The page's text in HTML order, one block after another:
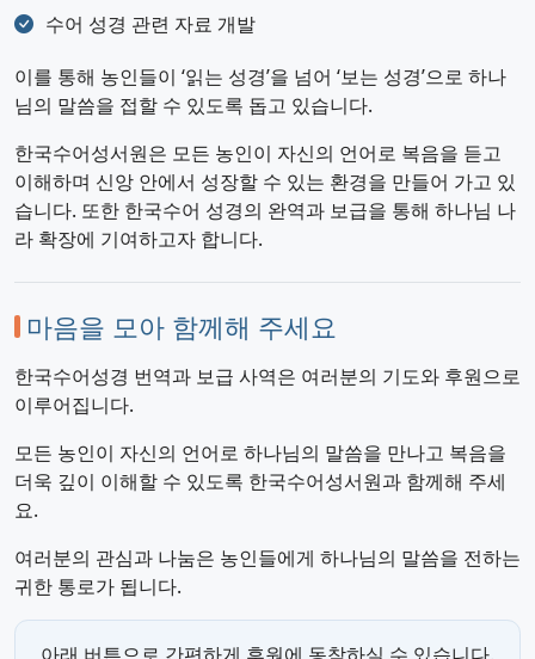
수어 성경 관련 자료 개발
이를 통해 농인들이 ‘읽는 성경’을 넘어 ‘보는 성경’으로 하나
님의 말씀을 접할 수 있도록 돕고 있습니다.
한국수어성서원은 모든 농인이 자신의 언어로 복음을 듣고
이해하며 신앙 안에서 성장할 수 있는 환경을 만들어 가고 있
습니다. 또한 한국수어 성경의 완역과 보급을 통해 하나님 나
라 확장에 기여하고자 합니다.
마음을 모아 함께해 주세요
한국수어성경 번역과 보급 사역은 여러분의 기도와 후원으로
이루어집니다.
모든 농인이 자신의 언어로 하나님의 말씀을 만나고 복음을
더욱 깊이 이해할 수 있도록 한국수어성서원과 함께해 주세
요.
여러분의 관심과 나눔은 농인들에게 하나님의 말씀을 전하는
귀한 통로가 됩니다.
아래 버튼으로 간편하게 후원에 동참하실 수 있습니다.